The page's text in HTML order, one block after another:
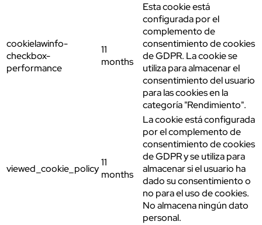
cookielawinfo-
checkbox-
performance
11
months
Esta cookie está
configurada por el
complemento de
consentimiento de cookies
de GDPR. La cookie se
utiliza para almacenar el
consentimiento del usuario
para las cookies en la
categoría "Rendimiento".
viewed_cookie_policy
11
months
La cookie está configurada
por el complemento de
consentimiento de cookies
de GDPR y se utiliza para
almacenar si el usuario ha
dado su consentimiento o
no para el uso de cookies.
No almacena ningún dato
personal.